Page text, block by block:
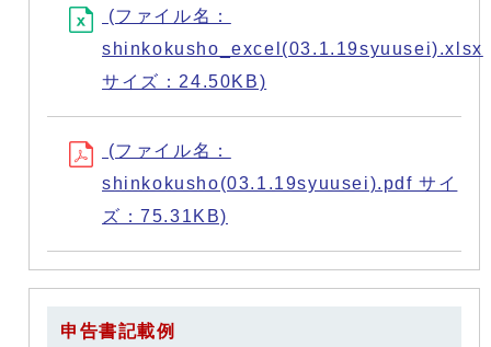
(ファイル名：
shinkokusho_excel(03.1.19syuusei).xlsx
サイズ：24.50KB)
(ファイル名：
shinkokusho(03.1.19syuusei).pdf サイ
ズ：75.31KB)
申告書記載例